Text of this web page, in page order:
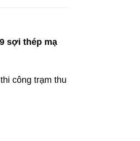
sợi thép mạ
công trạm thu